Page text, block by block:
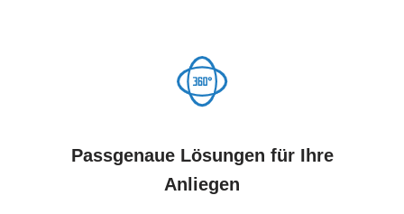
Passgenaue Lösungen für Ihre
Anliegen